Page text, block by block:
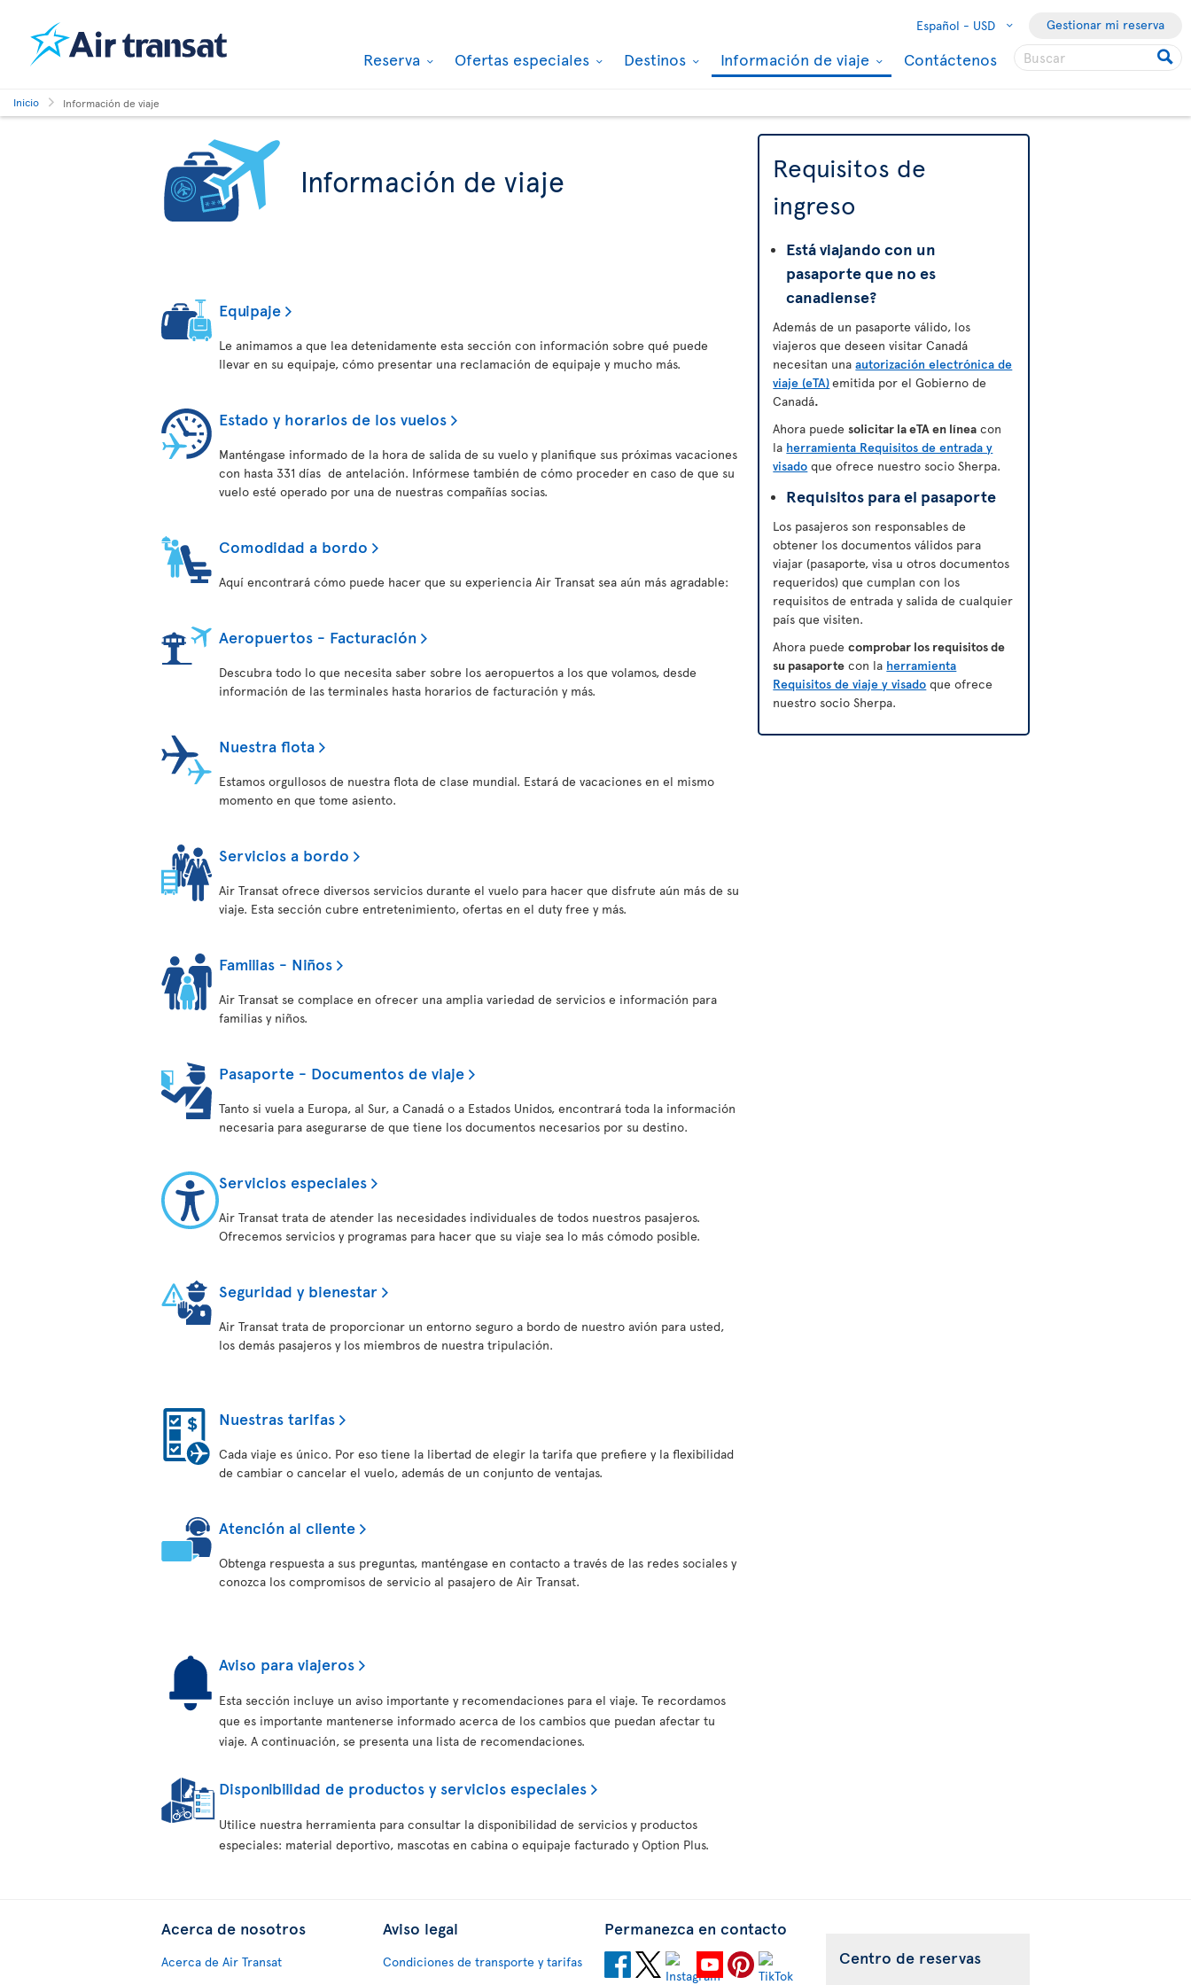
Español - USD Gestionar mi reserva
Reserva Ofertas especiales Destinos Información de viaje Contáctenos
Inicio Información de viaje
Información de viaje
Equipaje
Le animamos a que lea detenidamente esta sección con información sobre qué puede
llevar en su equipaje, cómo presentar una reclamación de equipaje y mucho más.
Estado y horarios de los vuelos
Manténgase informado de la hora de salida de su vuelo y planifique sus próximas vacaciones
con hasta 331 días de antelación. Infórmese también de cómo proceder en caso de que su
vuelo esté operado por una de nuestras compañías socias.
Comodidad a bordo
Aquí encontrará cómo puede hacer que su experiencia Air Transat sea aún más agradable:
Aeropuertos - Facturación
Descubra todo lo que necesita saber sobre los aeropuertos a los que volamos, desde
información de las terminales hasta horarios de facturación y más.
Nuestra flota
Estamos orgullosos de nuestra flota de clase mundial. Estará de vacaciones en el mismo
momento en que tome asiento.
Servicios a bordo
Air Transat ofrece diversos servicios durante el vuelo para hacer que disfrute aún más de su
viaje. Esta sección cubre entretenimiento, ofertas en el duty free y más.
Familias - Niños
Air Transat se complace en ofrecer una amplia variedad de servicios e información para
familias y niños.
Pasaporte - Documentos de viaje
Tanto si vuela a Europa, al Sur, a Canadá o a Estados Unidos, encontrará toda la información
necesaria para asegurarse de que tiene los documentos necesarios por su destino.
Servicios especiales
Air Transat trata de atender las necesidades individuales de todos nuestros pasajeros.
Ofrecemos servicios y programas para hacer que su viaje sea lo más cómodo posible.
Seguridad y bienestar
Air Transat trata de proporcionar un entorno seguro a bordo de nuestro avión para usted,
los demás pasajeros y los miembros de nuestra tripulación.
Nuestras tarifas
Cada viaje es único. Por eso tiene la libertad de elegir la tarifa que prefiere y la flexibilidad
de cambiar o cancelar el vuelo, además de un conjunto de ventajas.
Atención al cliente
Obtenga respuesta a sus preguntas, manténgase en contacto a través de las redes sociales y
conozca los compromisos de servicio al pasajero de Air Transat.
Aviso para viajeros
Esta sección incluye un aviso importante y recomendaciones para el viaje. Te recordamos
que es importante mantenerse informado acerca de los cambios que puedan afectar tu
viaje. A continuación, se presenta una lista de recomendaciones.
Disponibilidad de productos y servicios especiales
Utilice nuestra herramienta para consultar la disponibilidad de servicios y productos
especiales: material deportivo, mascotas en cabina o equipaje facturado y Option Plus.
Requisitos de
ingreso
Está viajando con un
pasaporte que no es
canadiense?
Además de un pasaporte válido, los
viajeros que deseen visitar Canadá
necesitan unaautorización electrónica de
viaje (eTA)emitida por el Gobierno de
Canadá.
Ahora puedesolicitar la eTA en línea con
la herramienta Requisitos de entrada y
visado que ofrece nuestro socio Sherpa.
Requisitos para el pasaporte
Los pasajeros son responsables de
obtener los documentos válidos para
viajar (pasaporte, visa u otros documentos
requeridos) que cumplan con los
requisitos de entrada y salida de cualquier
país que visiten.
Ahora puedecomprobar los requisitos de
su pasaporte con la herramienta
Requisitos de viaje y visado que ofrece
nuestro socio Sherpa.
Acerca de nosotros
Acerca de Air Transat
Aviso legal
Condiciones de transporte y tarifas
Permanezca en contacto
Centro de reservas